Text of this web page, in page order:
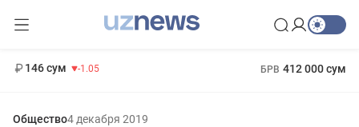
146 сум -1.05 БРВ 412 000 сум
Общество4 декабря 2019